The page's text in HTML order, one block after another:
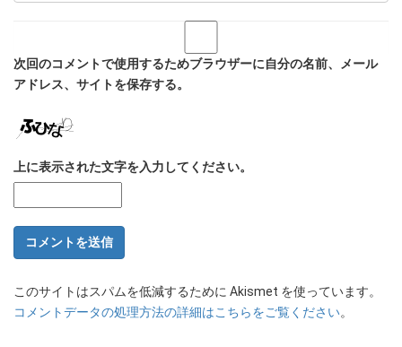
次回のコメントで使用するためブラウザーに自分の名前、メール
アドレス、サイトを保存する。
上に表示された文字を入力してください。
このサイトはスパムを低減するために Akismet を使っています。
コメントデータの処理方法の詳細はこちらをご覧ください。